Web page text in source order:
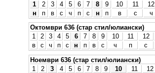
1
2 3 4 5 6 7 8 9 10 11 12
н
п в с ч п с н п в с ч
Октомври 636 (стар стил/юлиански)
1
2 3 4 5 6 7 8 9 10 11 12
в
с ч п с н п в с ч п с
Ноември 636 (стар стил/юлиански)
1
2 3 4 5 6 7 8 9 10 11 12